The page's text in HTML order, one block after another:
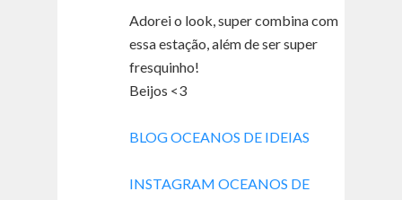
Adorei o look, super combina com
essa estação, além de ser super
fresquinho!
Beijos <3
BLOG OCEANOS DE IDEIAS
INSTAGRAM OCEANOS DE